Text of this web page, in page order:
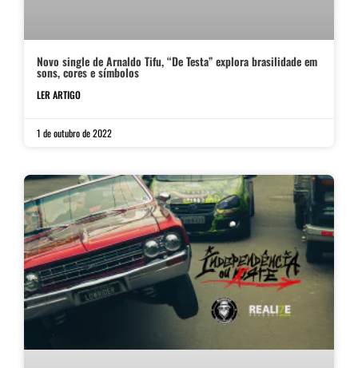
Novo single de Arnaldo Tifu, “De Testa” explora brasilidade em
sons, cores e símbolos
LER ARTIGO
1 de outubro de 2022